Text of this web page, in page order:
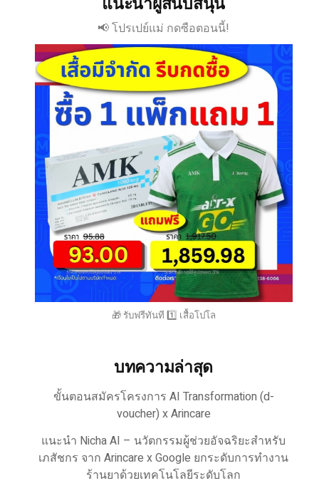
📢 โปรเปย์แม่ กดซือตอนนี้!
🎁 รับฟรีทันที 1️⃣ เสื้อโปโล
บทความล่าสุด
ขั้นตอนสมัครโครงการ AI Transformation (d-
voucher) x Arincare
แนะนำ Nicha AI – นวัตกรรมผู้ช่วยอัจฉริยะสำหรับ
เภสัชกร จาก Arincare x Google ยกระดับการทำงาน
ร้านยาด้วยเทคโนโลยีระดับโลก